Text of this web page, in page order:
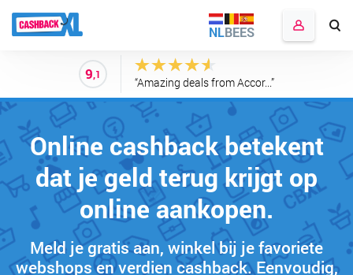
NLBEES
9 ,1
“Amazing deals from Accor...”
Online cashback betekent
dat je geld terug krijgt op
online aankopen.
Meld je gratis aan, winkel bij je favoriete
webshops en verdien cashback. Eenvoudig,